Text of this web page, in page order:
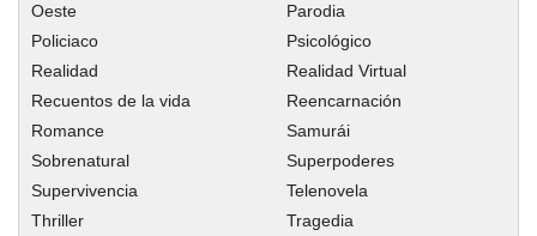
Oeste
Parodia
Policiaco
Psicológico
Realidad
Realidad Virtual
Recuentos de la vida
Reencarnación
Romance
Samurái
Sobrenatural
Superpoderes
Supervivencia
Telenovela
Thriller
Tragedia